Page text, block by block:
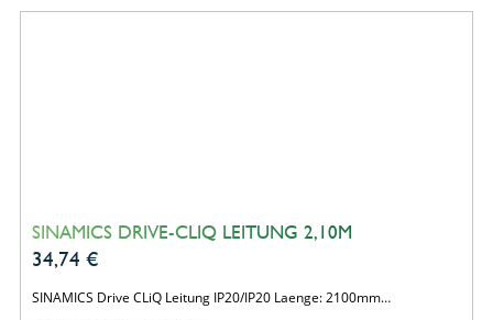
SINAMICS DRIVE-CLIQ LEITUNG 2,10M
34,74 €
SINAMICS Drive CLiQ Leitung IP20/IP20 Laenge: 2100mm…